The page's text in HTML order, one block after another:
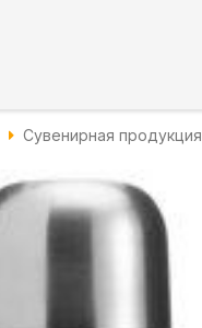
Сувенирная продукция